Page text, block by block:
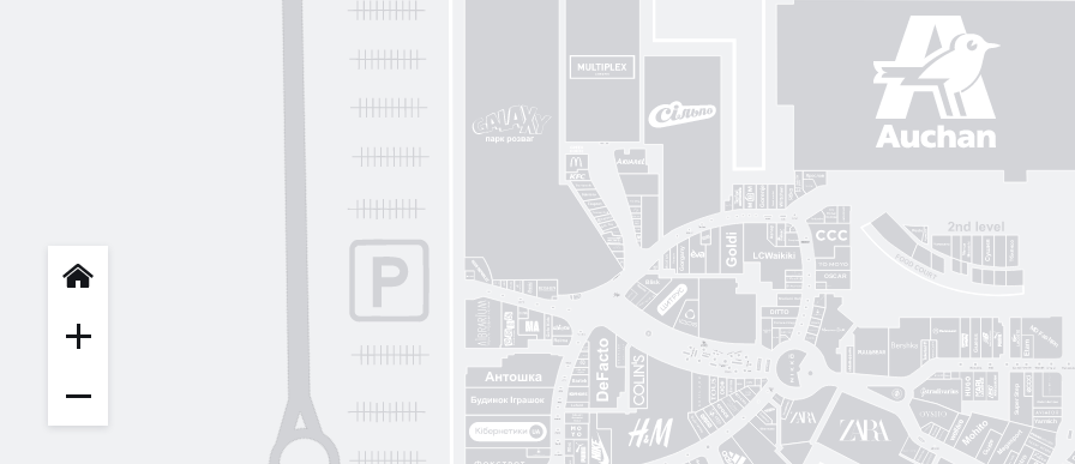
Guide
Guess
Super Step
Yarmich
MD Fashion
Авіація Галичини
Sкріпка
Lefard
Intimissimi UOMO
Blisk
Gorgany
Gorenje
Proзріння
Mariani Italy
OSCAR
Sushi Nice